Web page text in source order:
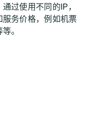
过使用不同的IP，
务价格，例如机票
。